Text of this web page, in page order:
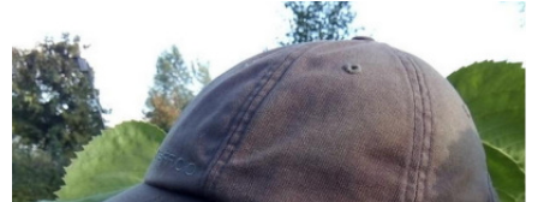
Главная
Подписчики 13